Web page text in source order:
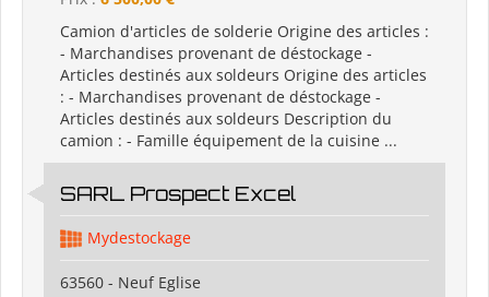
Camion d'articles de solderie Origine des articles :
- Marchandises provenant de déstockage -
Articles destinés aux soldeurs Origine des articles
: - Marchandises provenant de déstockage -
Articles destinés aux soldeurs Description du
camion : - Famille équipement de la cuisine ...
SARL Prospect Excel
Mydestockage
63560 - Neuf Eglise